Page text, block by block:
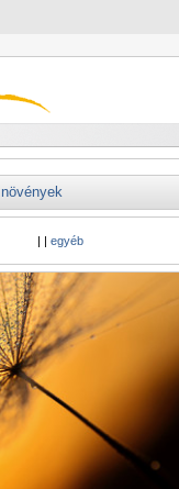
növények
| | egyéb